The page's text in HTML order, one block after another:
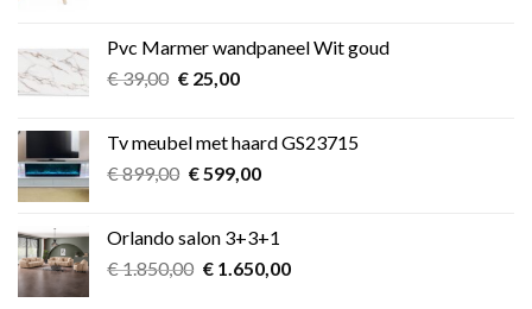
€ 349,00.€ 275,00.
Pvc Marmer wandpaneel Wit goud
€39,00 Oorspronkelijke
€ 39,00.
€25,00Huidige
€ 25,00.
Tv meubel met haard GS23715
€899,00 Oorspronkelijke
€ 899,00.
€599,00Huidige
€ 599,00.
Orlando salon 3+3+1
€1.850,00 Oorspronkelijke
€1.650,00Huidige